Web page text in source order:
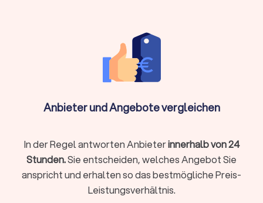
Zusatzservices von Transportunternehmen
für Umzüge in Altenbeken
Viele Umzugsunternehmen in Altenbeken bieten ergänzende
Leistungen, die Ihren Umzug einfacher und schneller machen:
Komplettservice: professionelles Packen, Beschriftung
Betten, Schränke oder Küchen fachgerecht auf-
und abbauen
Halteverbotszonen:Einholen von Genehmigungen und
Aufstellen der Schilder
Entsorgung & Reinigung: besenreine Übergabe der alten
Anbieter und Angebote vergleichen
In der Regel antworten Anbieterinnerhalb von 24
Stunden.Sie entscheiden, welches Angebot Sie
anspricht und erhalten so das bestmögliche Preis-
Leistungsverhältnis.